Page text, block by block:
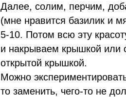
Далее, солим, перчим,
(мне нравится базилик и
5-10. Потом всю эту
и накрываем крышкой или
открытой крышкой.
Можно
то заменить, чего-то не